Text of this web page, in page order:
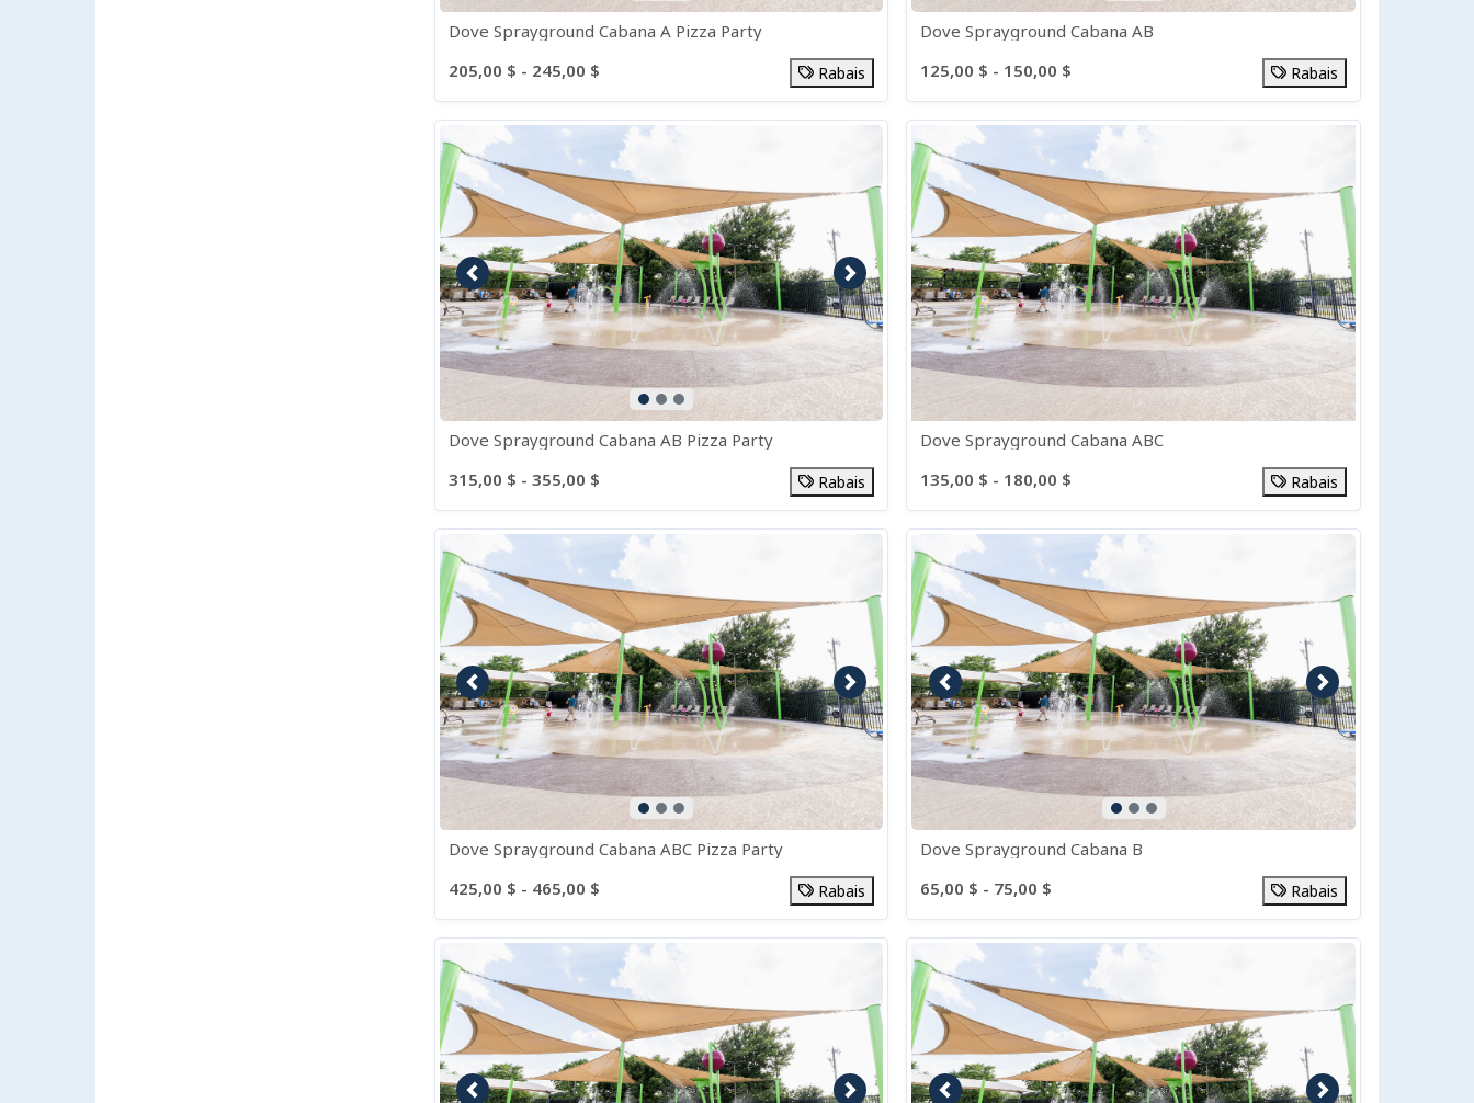
Dove Sprayground Cabana A Pizza Party
205,00 $ - 245,00 $
Rabais
Dove Sprayground Cabana AB
125,00 $ - 150,00 $
Rabais
Image précédente Image suivante
Dove Sprayground Cabana AB Pizza Party
315,00 $ - 355,00 $
Rabais
Dove Sprayground Cabana ABC
135,00 $ - 180,00 $
Rabais
Image précédente Image suivante
Dove Sprayground Cabana ABC Pizza Party
425,00 $ - 465,00 $
Rabais
Image précédente Image suivante
Dove Sprayground Cabana B
65,00 $ - 75,00 $
Rabais